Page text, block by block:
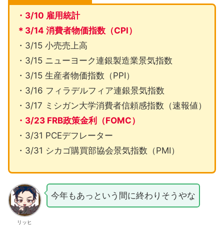
・3/10 雇用統計
＊3/14 消費者物価指数（CPI）
・3/15 小売売上高
・3/15 ニューヨーク連銀製造業景気指数
・3/15 生産者物価指数（PPI）
・3/16 フィラデルフィア連銀景気指数
・3/17 ミシガン大学消費者信頼感指数（速報値）
・3/23 FRB政策金利（FOMC）
・3/31 PCEデフレーター
・3/31 シカゴ購買部協会景気指数（PMI）
リッヒ
今年もあっという間に終わりそうやな